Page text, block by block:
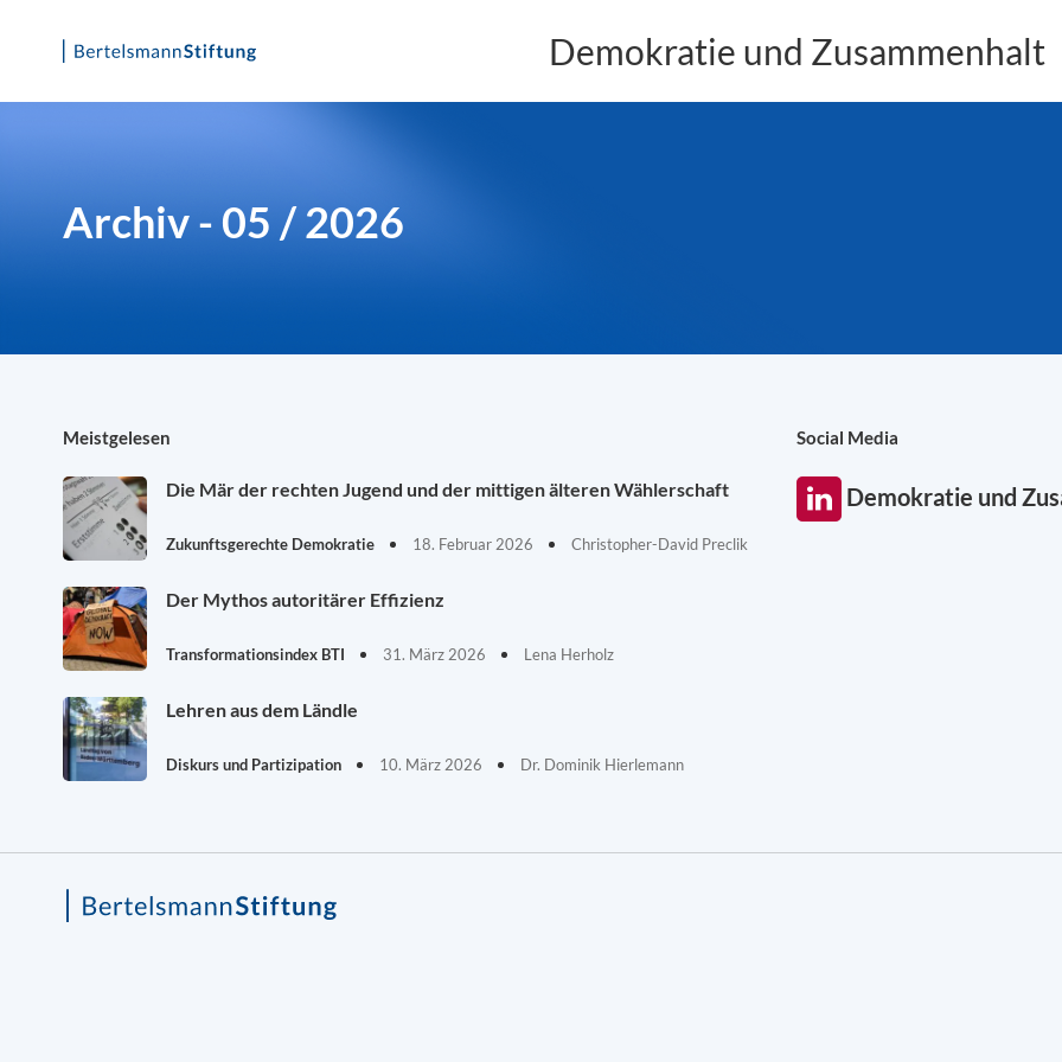
Skip
Demokratie und Zusammenhalt
Archiv - 05 / 2026
Meistgelesen
Die Mär der rechten Jugend und der mittigen älteren Wählerschaft
Zukunftsgerechte Demokratie 18. Februar 2026 Christopher-David Preclik
Der Mythos autoritärer Effizienz
Transformationsindex BTI 31. März 2026 Lena Herholz
Lehren aus dem Ländle
Diskurs und Partizipation 10. März 2026 Dr. Dominik Hierlemann
Social Media
Demokratie und